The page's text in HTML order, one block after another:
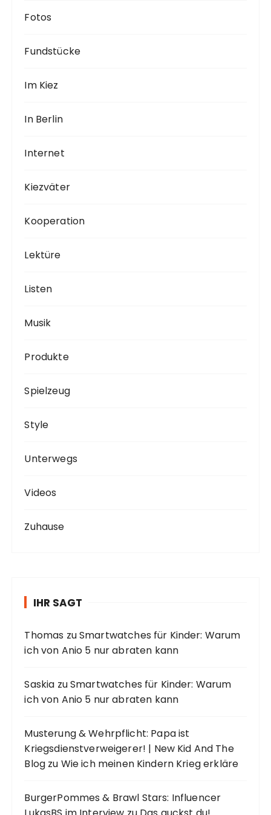
Fotos
Fundstücke
Im Kiez
In Berlin
Internet
Kiezväter
Kooperation
Lektüre
Listen
Musik
Produkte
Spielzeug
Style
Unterwegs
Videos
Zuhause
IHR SAGT
Thomas zuSmartwatches für Kinder: Warum
ich von Anio 5 nur abraten kann
Saskia zuSmartwatches für Kinder: Warum
ich von Anio 5 nur abraten kann
Musterung & Wehrpflicht: Papa ist
Kriegsdienstverweigerer! | New Kid And The
Blog zu Wie ich meinen Kindern Krieg erkläre
BurgerPommes & Brawl Stars: Influencer